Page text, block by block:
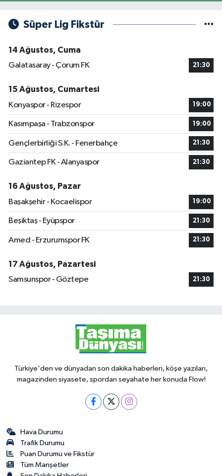
Süper Lig Fikstür
14 Ağustos, Cuma
Galatasaray - Çorum FK
21:30
15 Ağustos, Cumartesi
Konyaspor - Rizespor
19:00
Kasımpaşa - Trabzonspor 19:00
Gençlerbirliği S.K. - Fenerbahçe 21:30
Gaziantep FK - Alanyaspor 21:30
16 Ağustos, Pazar
Başakşehir - Kocaelispor
19:00
Beşiktaş - Eyüpspor 21:30
Amed - Erzurumspor FK 21:30
17 Ağustos, Pazartesi
Samsunspor - Göztepe
21:30
Türkiye'den ve dünyadan son dakika haberleri, köşe yazıları,
magazinden siyasete, spordan seyahate her konuda Flow!
Hava Durumu
Trafik Durumu
Puan Durumu ve Fikstür
Tüm Manşetler